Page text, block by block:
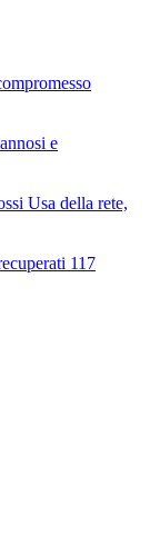
e
Usa della rete,
117